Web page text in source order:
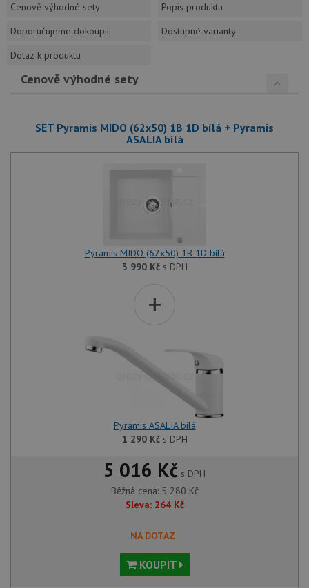
Cenově výhodné sety
Popis produktu
Doporučujeme dokoupit
Dostupné varianty
Dotaz k produktu
Cenově výhodné sety
SET Pyramis MIDO (62x50) 1B 1D bílá + Pyramis
ASALIA bílá
Pyramis MIDO (62x50) 1B 1D bílá
3 990 Kčs DPH
+
Pyramis ASALIA bílá
1 290 Kčs DPH
5 016 Kč s DPH
Běžná cena: 5 280 Kč
Sleva: 264 Kč
NA DOTAZ
KOUPIT